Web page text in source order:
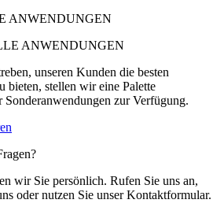
ANWENDUNGEN
unseren Kunden die besten
bieten, stellen wir eine Palette
Sonderanwendungen zur Verfügung.
wir Sie persönlich. Rufen Sie uns an,
oder nutzen Sie unser Kontaktformular.